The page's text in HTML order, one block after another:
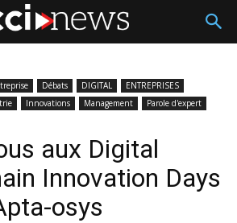
Débats DIGITAL
ENTREPRISES
Innovations Management
Parole d'expert
aux Digital
Innovation Days
osys